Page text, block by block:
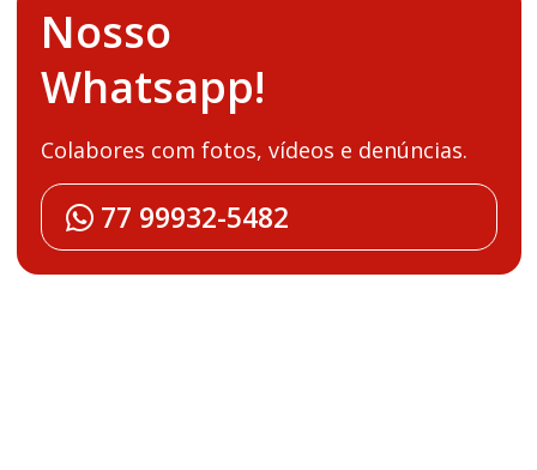
Nosso
Whatsapp!
Colabores com fotos, vídeos e denúncias.
77 99932-5482